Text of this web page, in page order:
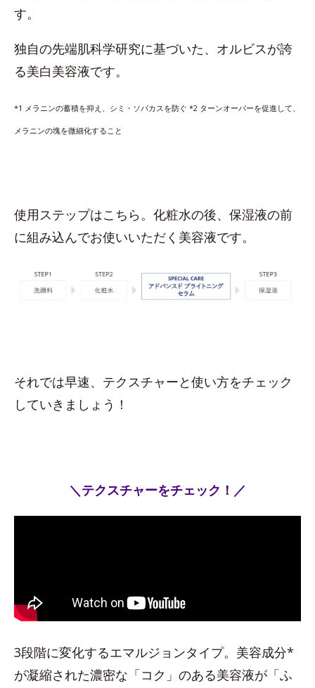
す。
独自の先端肌科学研究に基づいた、オルビスが誇
る美白美容液です。
*1 メラニンの蓄積を抑え、シミ・ソバカスを防ぐ *2 ターンオーバーを促進して、
メラニンの塊を微細化すること
使用ステップはこちら。化粧水の後、保湿液の前
に組み込んでお使いいただく美容液です。
それでは早速、テクスチャーと使い方をチェック
していきましょう！
＼テクスチャーをチェック！／
3段階に変化するエマルジョンタイプ。美容成分*
が凝縮された濃密な「コク」のある美容液が「ふ